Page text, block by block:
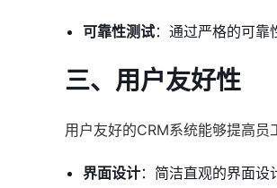
可靠性测试：通过严格的可靠
三、用户友好性
用户友好的CRM系统能够提高员
界面设计：简洁直观的界面设